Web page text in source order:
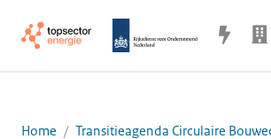
Home
Transitieagenda Circulaire